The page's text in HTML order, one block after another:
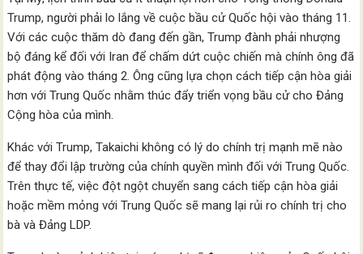
Trump, người phải lo lắng về cuộc bầu cử Quốc hội vào tháng 11.
Với các cuộc thăm dò đang đến gần, Trump đành phải nhượng
bộ đáng kể đối với Iran để chấm dứt cuộc chiến mà chính ông đã
phát động vào tháng 2. Ông cũng lựa chọn cách tiếp cận hòa giải
hơn với Trung Quốc nhằm thúc đẩy triển vọng bầu cử cho Đảng
Cộng hòa của mình.
Khác với Trump, Takaichi không có lý do chính trị mạnh mẽ nào
để thay đổi lập trường của chính quyền mình đối với Trung Quốc.
Trên thực tế, việc đột ngột chuyển sang cách tiếp cận hòa giải
hoặc mềm mỏng với Trung Quốc sẽ mang lại rủi ro chính trị cho
bà và Đảng LDP.